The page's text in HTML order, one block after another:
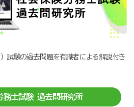
試験の過去問題を有識者による解説付き
務士試験 過去問研究所